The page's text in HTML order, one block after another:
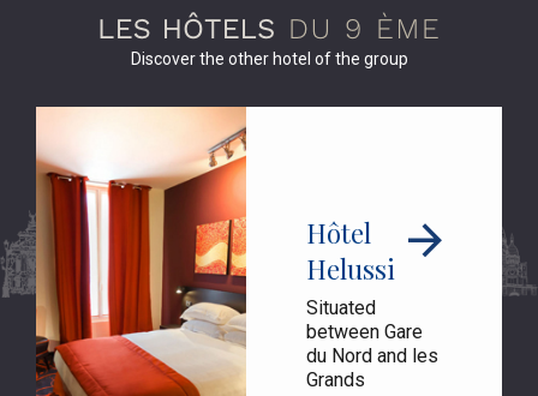
Discover the other hotel of the group
Hôtel
Helussi
Situated
between Gare
du Nord and les
Grands